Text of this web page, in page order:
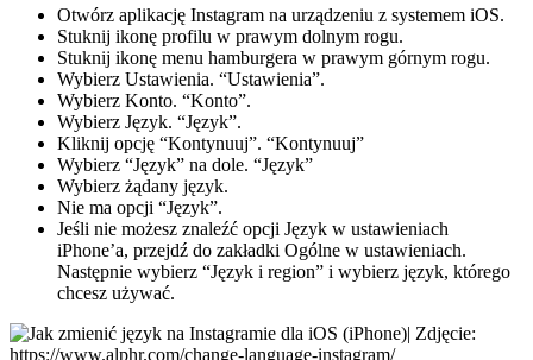
Otwórz aplikację Instagram na urządzeniu z systemem iOS.
Stuknij ikonę profilu w prawym dolnym rogu.
Stuknij ikonę menu hamburgera w prawym górnym rogu.
Wybierz Ustawienia. “Ustawienia”.
Wybierz Konto. “Konto”.
Wybierz Język. “Język”.
Kliknij opcję “Kontynuuj”. “Kontynuuj”
Wybierz “Język” na dole. “Język”
Wybierz żądany język.
Nie ma opcji “Język”.
Jeśli nie możesz znaleźć opcji Język w ustawieniach
iPhone’a, przejdź do zakładki Ogólne w ustawieniach.
Następnie wybierz “Język i region” i wybierz język, którego
chcesz używać.